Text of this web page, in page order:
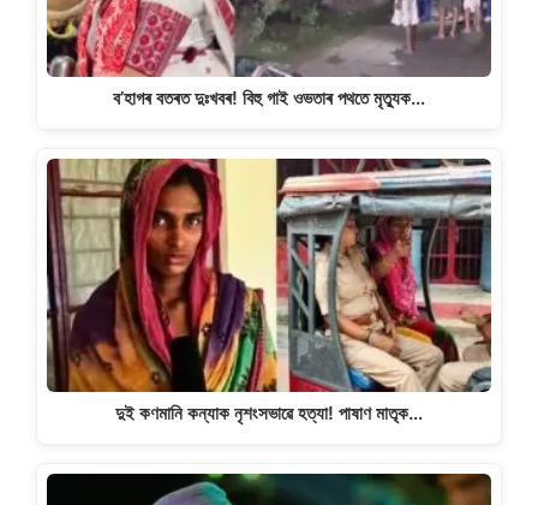
ব’হাগৰ বতৰত দুঃখবৰ! বিহু গাই ওভতাৰ পথতে মৃত্যুক…
দুই কণমানি কন্যাক নৃশংসভাৱে হত্যা! পাষাণ মাতৃক…